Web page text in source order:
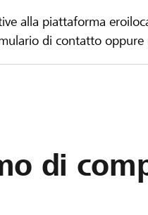
alla piattaforma
di contatto oppure
di